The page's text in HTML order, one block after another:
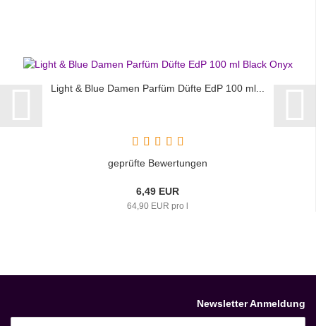
Light & Blue Damen Parfüm Düfte EdP 100 ml...
geprüfte Bewertungen
6,49 EUR
64,90 EUR pro l
Newsletter Anmeldung